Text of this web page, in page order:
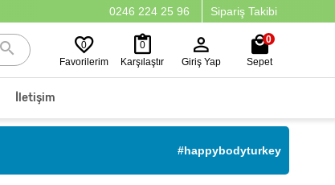
0246 224 25 96 Sipariş Takibi
0
Favorilerim
0
Karşılaştır
Giriş Yap
0
Sepet
İletişim
#happybodyturkey